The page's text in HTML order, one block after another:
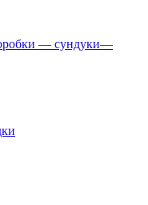
— сундуки—